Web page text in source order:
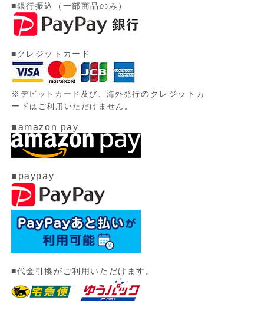
■銀行振込（一部商品のみ）
■クレジットカード
※ デビットカード及び、 海外発行のクレジットカ
ード はご利用いただけません。
■amazon pay
■paypay
■代金引換がご利用いただけます。